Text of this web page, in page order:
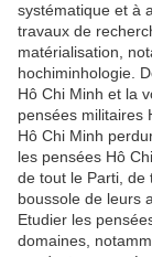
systématique et à
travaux de
matérialisation,
hochiminhologie.
Hô Chi Minh et la
pensées militaires
Hô Chi Minh
les pensées Hô
de tout le Parti, de
boussole de leurs
Etudier les
domaines,